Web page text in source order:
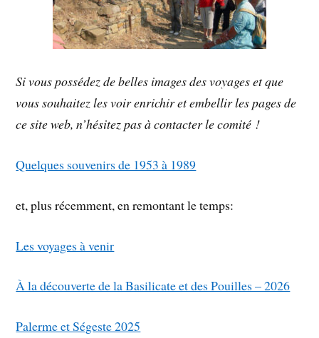
Si vous possédez de belles images des voyages et que
vous souhaitez les voir enrichir et embellir les pages de
ce site web, n’hésitez pas à contacter le comité !
Quelques souvenirs de 1953 à 1989
et, plus récemment, en remontant le temps:
Les voyages à venir
À la découverte de la Basilicate et des Pouilles – 2026
Palerme et Ségeste 2025